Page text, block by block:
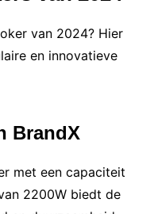
van 2024? Hier
en innovatieve
BrandX
met een capaciteit
2200W biedt de